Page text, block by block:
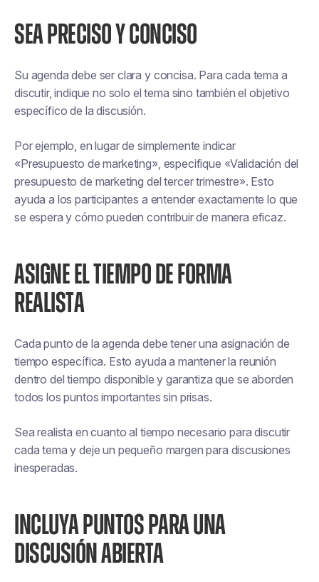
SEA PRECISO Y CONCISO
Su agenda debe ser clara y concisa. Para cada tema a
discutir, indique no solo el tema sino también el objetivo
específico de la discusión.
Por ejemplo, en lugar de simplemente indicar
«Presupuesto de marketing», especifique «Validación del
presupuesto de marketing del tercer trimestre». Esto
ayuda a los participantes a entender exactamente lo que
se espera y cómo pueden contribuir de manera eficaz.
ASIGNE EL TIEMPO DE FORMA
REALISTA
Cada punto de la agenda debe tener una asignación de
tiempo específica. Esto ayuda a mantener la reunión
dentro del tiempo disponible y garantiza que se aborden
todos los puntos importantes sin prisas.
Sea realista en cuanto al tiempo necesario para discutir
cada tema y deje un pequeño margen para discusiones
inesperadas.
INCLUYA PUNTOS PARA UNA
DISCUSIÓN ABIERTA